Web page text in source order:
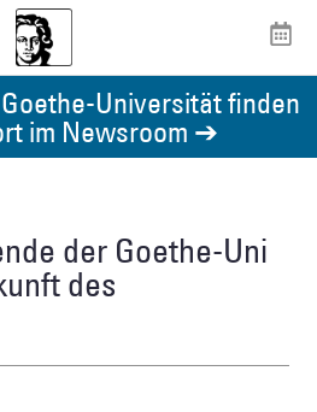
Universität finden
im Newsroom ➔
der Goethe-Uni
des